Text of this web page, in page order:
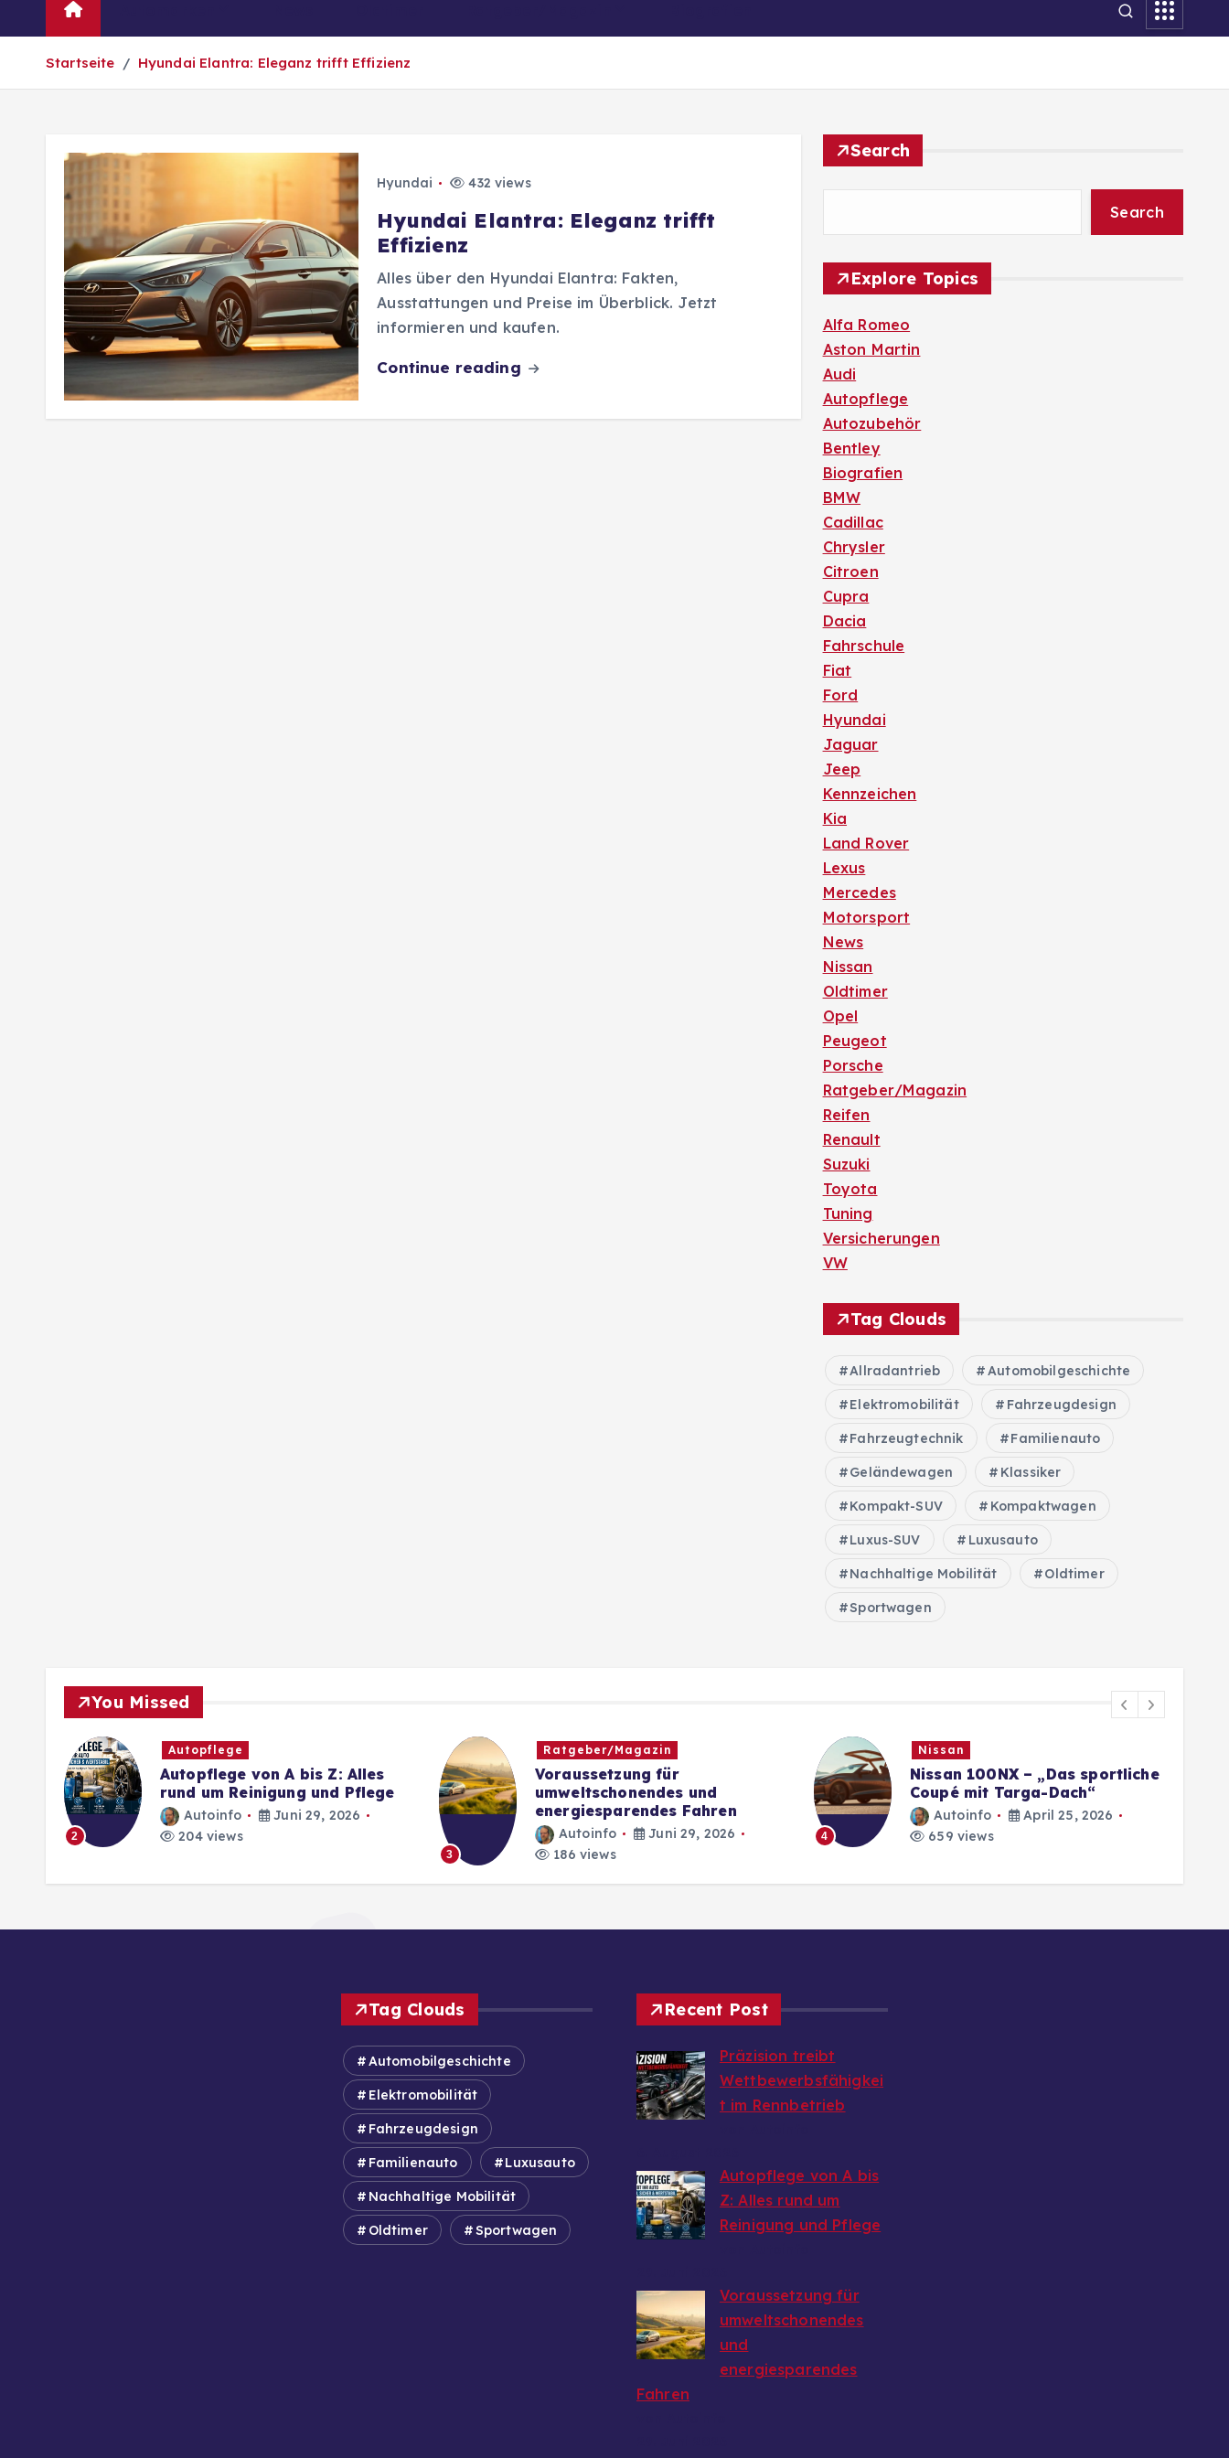
Startseite Hyundai Elantra: Eleganz trifft Effizienz
Hyundai 432 views
Hyundai Elantra: Eleganz trifft
Effizienz
Alles über den Hyundai Elantra: Fakten,
Ausstattungen und Preise im Überblick. Jetzt
informieren und kaufen.
Continue reading
Search
Search
Explore Topics
Alfa Romeo
Aston Martin
Audi
Autopflege
Autozubehör
Bentley
Biografien
BMW
Cadillac
Chrysler
Citroen
Cupra
Dacia
Fahrschule
Fiat
Ford
Hyundai
Jaguar
Jeep
Kennzeichen
Kia
Land Rover
Lexus
Mercedes
Motorsport
News
Nissan
Oldtimer
Opel
Peugeot
Porsche
Ratgeber/Magazin
Reifen
Renault
Suzuki
Toyota
Tuning
Versicherungen
VW
Tag Clouds
Allradantrieb Automobilgeschichte
Elektromobilität Fahrzeugdesign
Fahrzeugtechnik Familienauto
Geländewagen Klassiker
Kompakt-SUV Kompaktwagen
Luxus-SUV Luxusauto
Nachhaltige Mobilität Oldtimer
Sportwagen
You Missed
2
Autopflege
Autopflege von A bis Z: Alles
rund um Reinigung und Pflege
Autoinfo
Juni 29, 2026
204 views
3
Ratgeber/Magazin
Voraussetzung für
umweltschonendes und
energiesparendes Fahren
Autoinfo
Juni 29, 2026
186 views
4
Nissan
Nissan 100NX – „Das sportliche
Coupé mit Targa-Dach“
Autoinfo
April 25, 2026
659 views
Tag Clouds
Automobilgeschichte
Elektromobilität
Fahrzeugdesign
Familienauto Luxusauto
Nachhaltige Mobilität
Oldtimer Sportwagen
Recent Post
Präzision treibt
Wettbewerbsfähigkei
t im Rennbetrieb
Autopflege von A bis
Z: Alles rund um
Reinigung und Pflege
Voraussetzung für
umweltschonendes
und
energiesparendes
Fahren